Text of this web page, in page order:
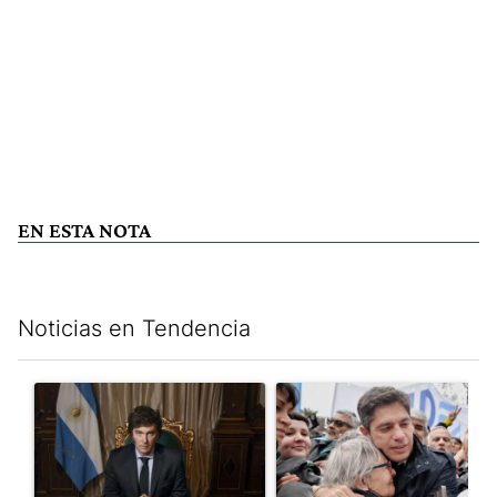
EN ESTA NOTA
Noticias en Tendencia
Un artículo de tendencia con el título "Milei, listo para 'atajar'
Un artículo de tendencia con